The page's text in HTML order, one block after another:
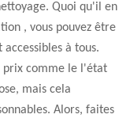
Quoi qu'il en
, vous pouvez être
à tous.
prix comme le l'état
mais cela
Alors, faites